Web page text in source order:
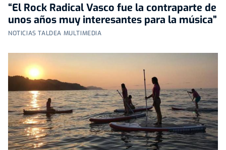
“El Rock Radical Vasco fue la contraparte de
unos años muy interesantes para la música”
NOTICIAS TALDEA MULTIMEDIA